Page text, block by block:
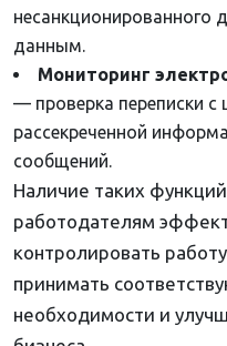
несанкционированного
данным.
Мониторинг
— проверка переписки с
рассекреченной
сообщений.
Наличие таких
работодателям
контролировать
принимать
необходимости и